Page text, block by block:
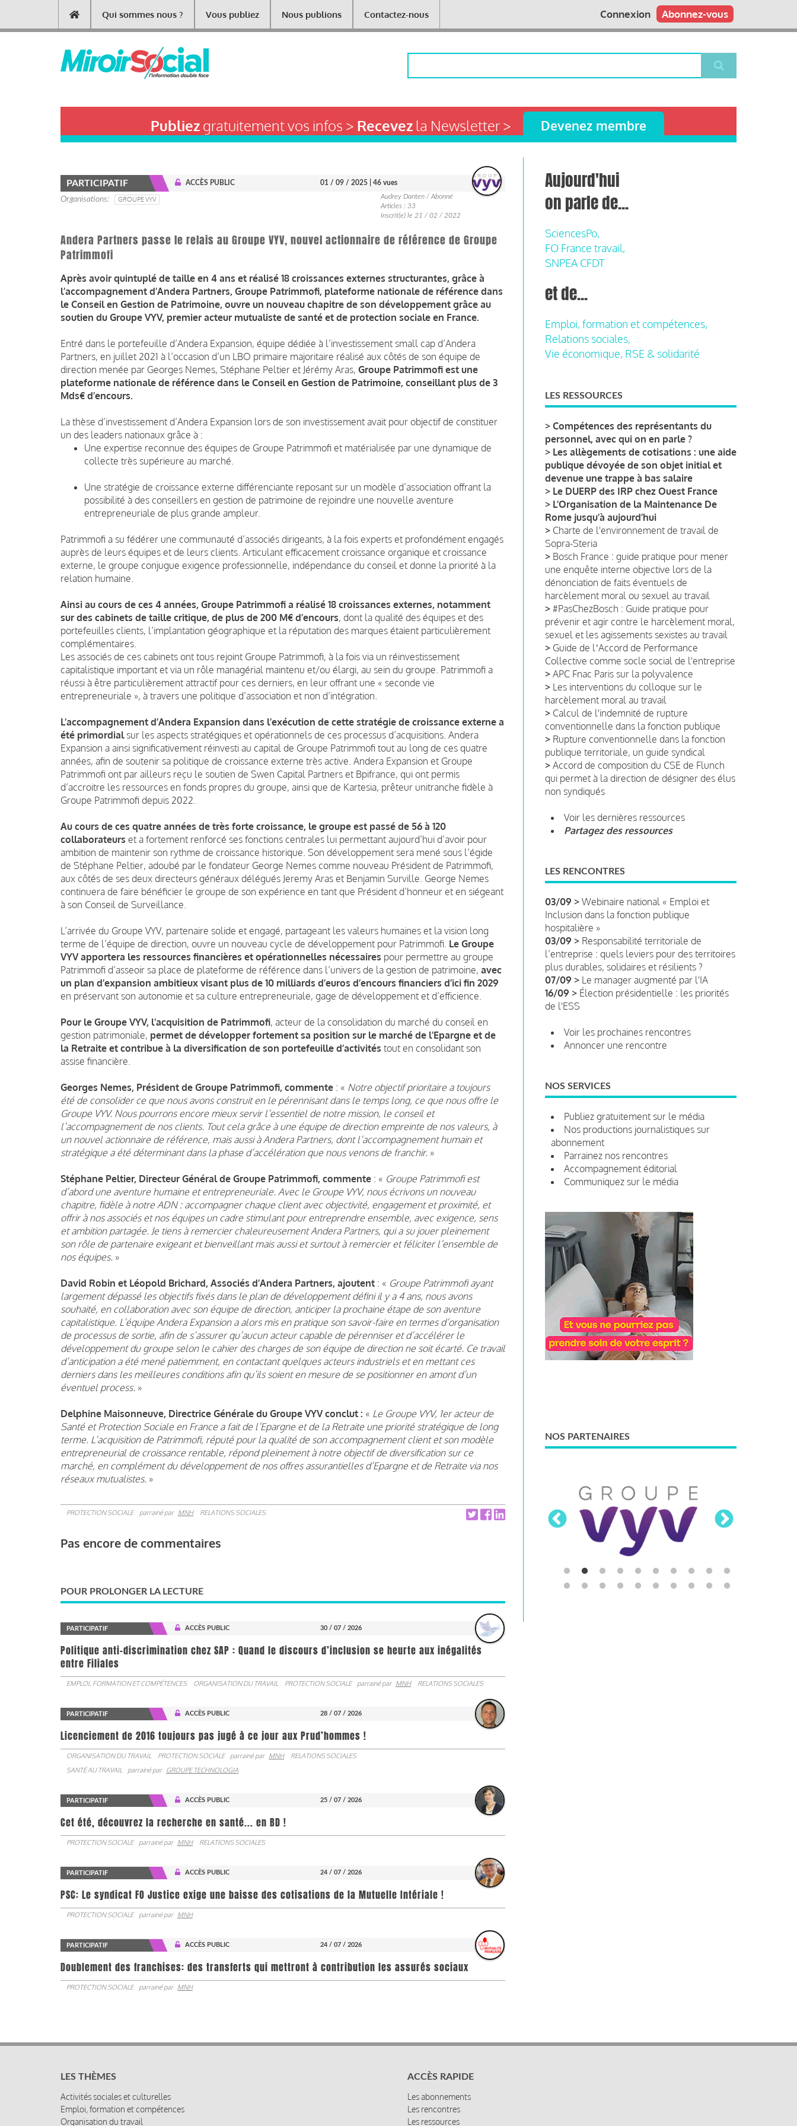
contenu
Main
navigation
Qui sommes nous ? Vous publiez Nous publions Contactez-nous Abonnez-vous
Connexion
Publiezgratuitement vos infos > Recevezla Newsletter > Devenez membre
PARTICIPATIF ACCÈS PUBLIC 01 / 09 / 2025 | 46 vues
Organisations GROUPE VYV
Audrey Danten / Abonné
Articles : 33
Inscrit(e) le 21 / 02 / 2022
Andera Partners passe le relais au Groupe VYV, nouvel actionnaire de référence de Groupe
Patrimmofi
Après avoir quintuplé de taille en 4 ans et réalisé 18 croissances externes structurantes, grâce à
l’accompagnement d’Andera Partners, Groupe Patrimmofi, plateforme nationale de référence dans
le Conseil en Gestion de Patrimoine, ouvre un nouveau chapitre de son développement grâce au
soutien du Groupe VYV, premier acteur mutualiste de santé et de protection sociale en France.
Entré dans le portefeuille d’Andera Expansion, équipe dédiée à l’investissement small cap d’Andera
Partners, en juillet 2021 à l’occasion d’un LBO primaire majoritaire réalisé aux côtés de son équipe de
direction menée par Georges Nemes, Stéphane Peltier et Jérémy Aras, Groupe Patrimmofi est une
plateforme nationale de référence dans le Conseil en Gestion de Patrimoine, conseillant plus de 3
Mds€ d’encours.
La thèse d’investissement d’Andera Expansion lors de son investissement avait pour objectif de constituer
un des leaders nationaux grâce à :
Une expertise reconnue des équipes de Groupe Patrimmofi et matérialisée par une dynamique de
collecte très supérieure au marché.
Une stratégie de croissance externe différenciante reposant sur un modèle d’association offrant la
possibilité à des conseillers en gestion de patrimoine de rejoindre une nouvelle aventure
entrepreneuriale de plus grande ampleur.
Patrimmofi a su fédérer une communauté d’associés dirigeants, à la fois experts et profondément engagés
auprès de leurs équipes et de leurs clients. Articulant efficacement croissance organique et croissance
externe, le groupe conjugue exigence professionnelle, indépendance du conseil et donne la priorité à la
relation humaine.
Ainsi au cours de ces 4 années, Groupe Patrimmofi a réalisé 18 croissances externes, notamment
sur des cabinets de taille critique, de plus de 200 M€ d’encours, dont la qualité des équipes et des
portefeuilles clients, l’implantation géographique et la réputation des marques étaient particulièrement
complémentaires.
Les associés de ces cabinets ont tous rejoint Groupe Patrimmofi, à la fois via un réinvestissement
capitalistique important et via un rôle managérial maintenu et/ou élargi, au sein du groupe. Patrimmofi a
réussi à être particulièrement attractif pour ces derniers, en leur offrant une « seconde vie
entrepreneuriale », à travers une politique d’association et non d’intégration.
L’accompagnement d’Andera Expansion dans l’exécution de cette stratégie de croissance externe a
été primordialsur les aspects stratégiques et opérationnels de ces processus d’acquisitions. Andera
Expansion a ainsi significativement réinvesti au capital de Groupe Patrimmofi tout au long de ces quatre
années, afin de soutenir sa politique de croissance externe très active. Andera Expansion et Groupe
Patrimmofi ont par ailleurs reçu le soutien de Swen Capital Partners et Bpifrance, qui ont permis
d’accroitre les ressources en fonds propres du groupe, ainsi que de Kartesia, prêteur unitranche fidèle à
Groupe Patrimmofi depuis 2022.
Au cours de ces quatre années de très forte croissance, le groupe est passé de 56 à 120
collaborateurs et a fortement renforcé ses fonctions centrales lui permettant aujourd’hui d’avoir pour
ambition de maintenir son rythme de croissance historique. Son développement sera mené sous l’égide
de Stéphane Peltier, adoubé par le fondateur George Nemes comme nouveau Président de Patrimmofi,
aux côtés de ses deux directeurs généraux délégués Jeremy Aras et Benjamin Surville. George Nemes
continuera de faire bénéficier le groupe de son expérience en tant que Président d’honneur et en siégeant
à son Conseil de Surveillance.
L’arrivée du Groupe VYV, partenaire solide et engagé, partageant les valeurs humaines et la vision long
terme de l’équipe de direction, ouvre un nouveau cycle de développement pour Patrimmofi. Le Groupe
VYV apportera les ressources financières et opérationnelles nécessaires pour permettre au groupe
Patrimmofi d’asseoir sa place de plateforme de référence dans l’univers de la gestion de patrimoine, avec
un plan d’expansion ambitieux visant plus de 10 milliards d’euros d’encours financiers d’ici fin 2029
en préservant son autonomie et sa culture entrepreneuriale, gage de développement et d’efficience.
Pour le Groupe VYV, l'acquisition de Patrimmofi, acteur de la consolidation du marché du conseil en
gestion patrimoniale, permet de développer fortement sa position sur le marché de l'Epargne et de
la Retraite et contribue à la diversification de son portefeuille d’activités tout en consolidant son
assise financière.
Georges Nemes, Président de Groupe Patrimmofi, commente : « Notre objectif prioritaire a toujours
été de consolider ce que nous avons construit en le pérennisant dans le temps long, ce que nous offre le
Groupe VYV. Nous pourrons encore mieux servir l’essentiel de notre mission, le conseil et
l’accompagnement de nos clients. Tout cela grâce à une équipe de direction empreinte de nos valeurs, à
un nouvel actionnaire de référence, mais aussi à Andera Partners, dont l’accompagnement humain et
stratégique a été déterminant dans la phase d’accélération que nous venons de franchir. »
Stéphane Peltier, Directeur Général de Groupe Patrimmofi, commente : « Groupe Patrimmofi est
d’abord une aventure humaine et entrepreneuriale. Avec le Groupe VYV, nous écrivons un nouveau
chapitre, fidèle à notre ADN : accompagner chaque client avec objectivité, engagement et proximité, et
offrir à nos associés et nos équipes un cadre stimulant pour entreprendre ensemble, avec exigence, sens
et ambition partagée. Je tiens à remercier chaleureusement Andera Partners, qui a su jouer pleinement
son rôle de partenaire exigeant et bienveillant mais aussi et surtout à remercier et féliciter l’ensemble de
nos équipes. »
David Robin et Léopold Brichard, Associés d’Andera Partners, ajoutent : « Groupe Patrimmofi ayant
largement dépassé les objectifs fixés dans le plan de développement défini il y a 4 ans, nous avons
souhaité, en collaboration avec son équipe de direction, anticiper la prochaine étape de son aventure
capitalistique. L’équipe Andera Expansion a alors mis en pratique son savoir-faire en termes d’organisation
de processus de sortie, afin de s’assurer qu’aucun acteur capable de pérenniser et d’accélérer le
développement du groupe selon le cahier des charges de son équipe de direction ne soit écarté. Ce travail
d’anticipation a été mené patiemment, en contactant quelques acteurs industriels et en mettant ces
derniers dans les meilleures conditions afin qu’ils soient en mesure de se positionner en amont d’un
éventuel process. »
Delphine Maisonneuve, Directrice Générale du Groupe VYVconclut : « Le Groupe VYV, 1eracteur de
Santé et Protection Sociale en France a fait de l’Epargne et de la Retraite une priorité stratégique de long
terme. L’acquisition de Patrimmofi, réputé pour la qualité de son accompagnement client et son modèle
entrepreneurial de croissance rentable, répond pleinement à notre objectif de diversification sur ce
marché, en complément du développement de nos offres assurantielles d’Epargne et de Retraite via nos
réseaux mutualistes. »
PROTECTION SOCIALE parrainé par MNH RELATIONS SOCIALES
Pas encore de commentaires
POUR PROLONGER LA LECTURE
PARTICIPATIF ACCÈS PUBLIC 30 / 07 / 2026
Politique anti-discrimination chez SAP : Quand le discours d’inclusion se heurte aux inégalités
entre Filiales
EMPLOI, FORMATION ET COMPÉTENCES ORGANISATION DU TRAVAIL PROTECTION SOCIALE parrainé par MNH RELATIONS SOCIALES
PARTICIPATIF ACCÈS PUBLIC 28 / 07 / 2026
Licenciement de 2016 toujours pas jugé à ce jour aux Prud’hommes !
ORGANISATION DU TRAVAIL PROTECTION SOCIALE parrainé par MNH
RELATIONS SOCIALES
SANTÉ AU TRAVAIL
parrainé par GROUPE TECHNOLOGIA
PARTICIPATIF ACCÈS PUBLIC 25 / 07 / 2026
Cet été, découvrez la recherche en santé... en BD !
PROTECTION SOCIALE parrainé par MNH RELATIONS SOCIALES
PARTICIPATIF ACCÈS PUBLIC 24 / 07 / 2026
PSC: Le syndicat FO Justice exige une baisse des cotisations de la Mutuelle Intériale !
PROTECTION SOCIALE parrainé par MNH
PARTICIPATIF ACCÈS PUBLIC 24 / 07 / 2026
Doublement des franchises: des transferts qui mettront à contribution les assurés sociaux
PROTECTION SOCIALE parrainé par MNH
Aujourd'hui
on parle de...
SciencesPo,
FO France travail,
SNPEA CFDT
et de...
Emploi, formation et compétences,
Relations sociales,
Vie économique, RSE & solidarité
LES RESSOURCES
> Compétences des représentants du
personnel, avec qui on en parle ?
> Les allègements de cotisations : une aide
publique dévoyée de son objet initial et
devenue une trappe à bas salaire
> Le DUERP des IRP chez Ouest France
> L’Organisation de la Maintenance De
Rome jusqu’à aujourd’hui
> Charte de l'environnement de travail de
Sopra-Steria
> Bosch France : guide pratique pour mener
une enquête interne objective lors de la
dénonciation de faits éventuels de
harcèlement moral ou sexuel au travail
> #PasChezBosch : Guide pratique pour
prévenir et agir contre le harcèlement moral,
sexuel et les agissements sexistes au travail
> Guide de lʼAccord de Performance
Collective comme socle social de l'entreprise
> APC Fnac Paris sur la polyvalence
> Les interventions du colloque sur le
harcèlement moral au travail
> Calcul de l'indemnité de rupture
conventionnelle dans la fonction publique
> Rupture conventionnelle dans la fonction
publique territoriale, un guide syndical
> Accord de composition du CSE de Flunch
qui permet à la direction de désigner des élus
non syndiqués
Voir les dernières ressources
Partagez des ressources
LES RENCONTRES
03/09 > Webinaire national « Emploi et
Inclusion dans la fonction publique
hospitalière »
03/09 > Responsabilité territoriale de
l’entreprise : quels leviers pour des territoires
plus durables, solidaires et résilients ?
07/09 > Le manager augmenté par l'IA
16/09 > Élection présidentielle : les priorités
de l'ESS
Voir les prochaines rencontres
Annoncer une rencontre
NOS SERVICES
Publiez gratuitement sur le média
Nos productions journalistiques sur
abonnement
Parrainez nos rencontres
Accompagnement éditorial
Communiquez sur le média
NOS PARTENAIRES
LES THÈMES
Activités sociales et culturelles
Emploi, formation et compétences
Organisation du travail
ACCÈS RAPIDE
Les abonnements
Les rencontres
Les ressources